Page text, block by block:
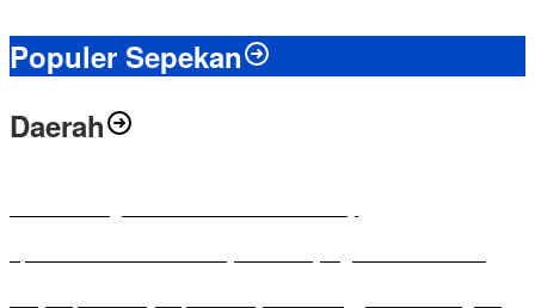
Populer Sepekan
Daerah